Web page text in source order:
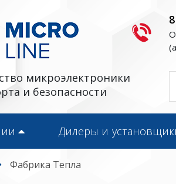
микроэлектроники
и безопасности
Дилеры и
Фабрика Тепла